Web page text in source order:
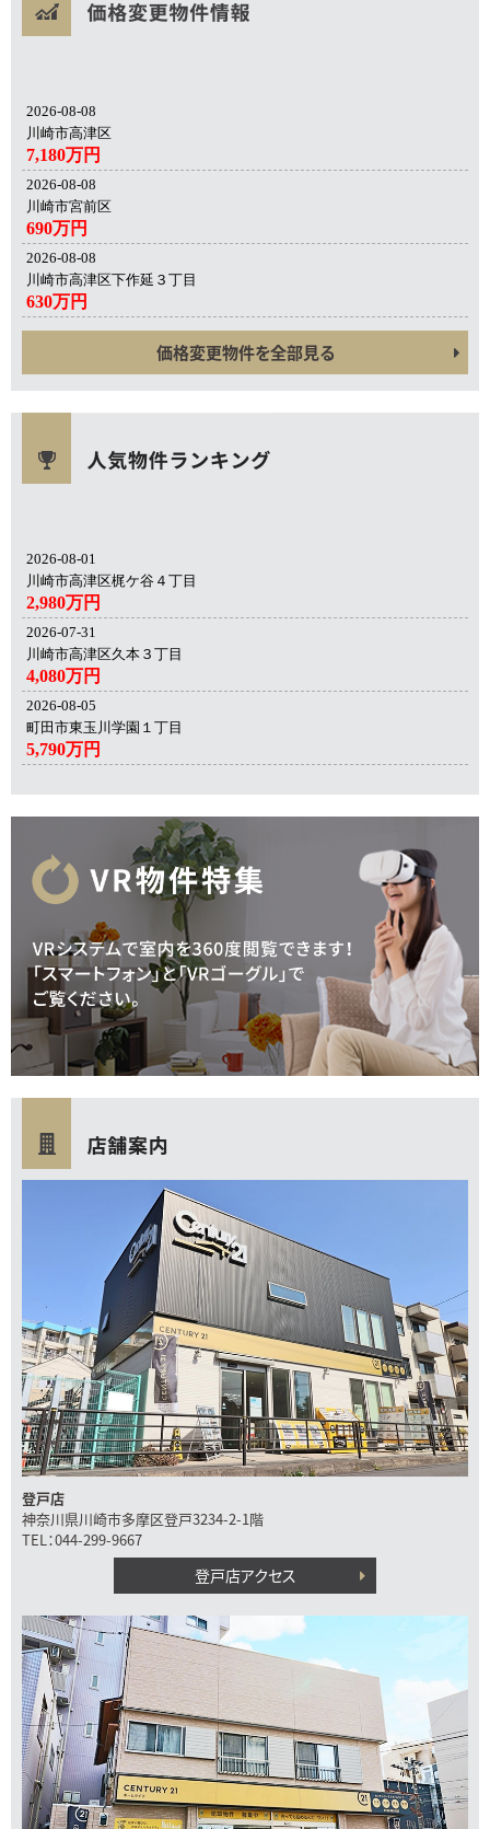
2026-08-08
川崎市高津区
7,180万円
2026-08-08
川崎市宮前区
690万円
2026-08-08
川崎市高津区下作延３丁目
630万円
価格変更物件を全部見る
2026-08-01
川崎市高津区梶ケ谷４丁目
2,980万円
2026-07-31
川崎市高津区久本３丁目
4,080万円
2026-08-05
町田市東玉川学園１丁目
5,790万円
登戸店
神奈川県川崎市多摩区登戸3234-2-1階
TEL：044-299-9667
登戸店アクセス